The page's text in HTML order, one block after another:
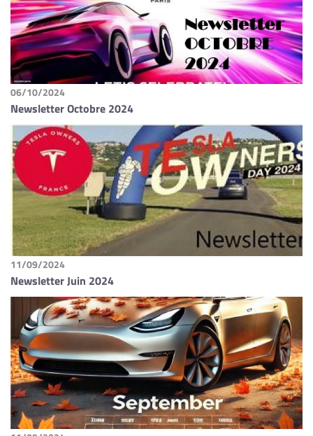
06/10/2024
Newsletter Octobre 2024
11/09/2024
Newsletter Juin 2024